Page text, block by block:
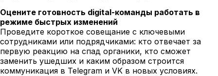
Оцените готовность digital-команды работать в
режиме быстрых изменений
Проведите короткое совещание с ключевыми
сотрудниками или подрядчиками: кто отвечает за
первую реакцию на спад органики, кто сможет
заменить ушедших и каким образом строится
коммуникация в Telegram и VK в новых условиях.